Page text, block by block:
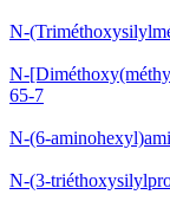
N-
N-
65-7
N-(6-
N-(3-